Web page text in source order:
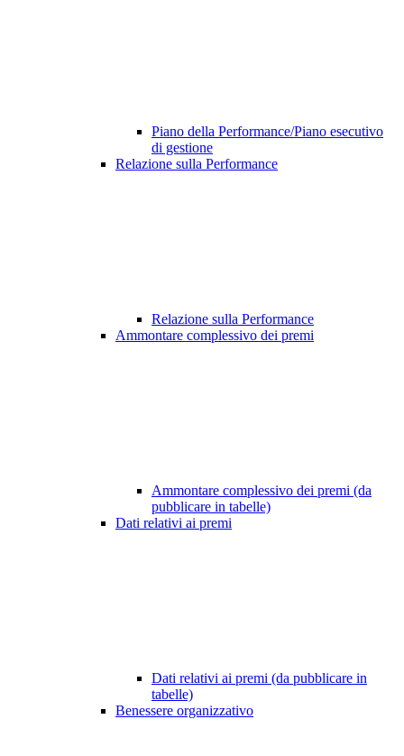
Piano della Performance/Piano esecutivo
di gestione
Relazione sulla Performance
Relazione sulla Performance
Ammontare complessivo dei premi
Ammontare complessivo dei premi (da
pubblicare in tabelle)
Dati relativi ai premi
Dati relativi ai premi (da pubblicare in
tabelle)
Benessere organizzativo